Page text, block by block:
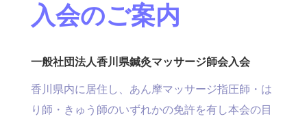
入会のご案内
一般社団法人香川県鍼灸マッサージ師会入会
香川県内に居住し、あん摩マッサージ指圧師・は
り師・きゅう師のいずれかの免許を有し本会の目